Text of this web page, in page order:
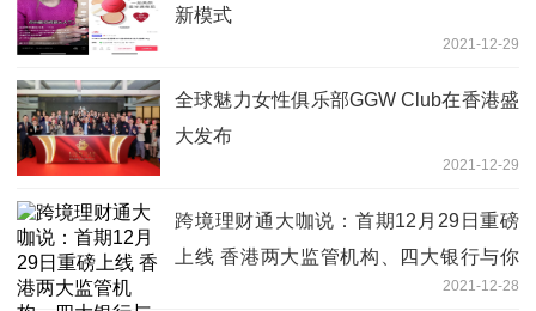
新模式
2021-12-29
全球魅力女性俱乐部GGW Club在香港盛
大发布
2021-12-29
跨境理财通大咖说：首期12月29日重磅
上线 香港两大监管机构、四大银行与你
2021-12-28